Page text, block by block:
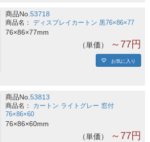
商品No.53718
ディスプレイカートン 黒76×86×77
76×86×77mm
単価 ～77円
お気に入り
商品No.53813
カートン ライトグレー 窓付
76×86×60
76×86×60mm
単価 ～77円